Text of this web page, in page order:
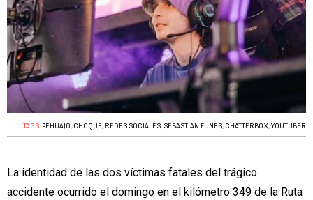
TAGS: PEHUAJÓ, CHOQUE, REDES SOCIALES, SEBASTIÁN FUNES, CHATTERBOX,YOUTUBER
La identidad de las dos víctimas fatales del trágico
accidente ocurrido el domingo en el kilómetro 349 de la Ruta